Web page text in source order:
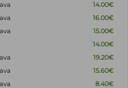
14.00€
16.00€
15.00€
14.00€
19.20€
15.60€
8.40€